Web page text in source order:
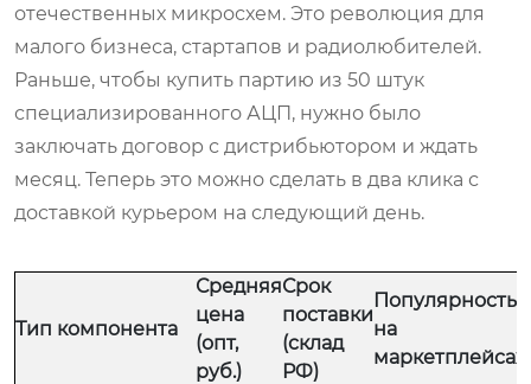
отечественных микросхем. Это революция для
малого бизнеса, стартапов и радиолюбителей.
Раньше, чтобы купить партию из 50 штук
специализированного АЦП, нужно было
заключать договор с дистрибьютором и ждать
месяц. Теперь это можно сделать в два клика с
доставкой курьером на следующий день.
Тип компонента
Средняя
цена
(опт,
руб.)
Срок
поставки
(склад
РФ)
Популярность
на
маркетплейсах